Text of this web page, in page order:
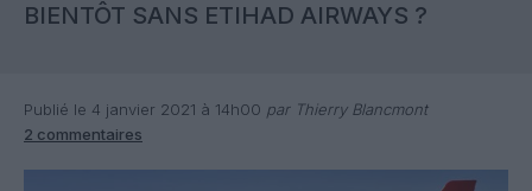
BIENTÔT SANS ETIHAD AIRWAYS ?
Publié le 4 janvier 2021 à 14h00 par Thierry Blancmont
2 commentaires